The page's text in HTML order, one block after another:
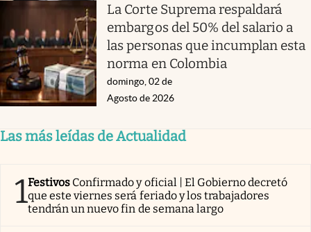
La Corte Suprema respaldará
embargos del 50% del salario a
las personas que incumplan esta
norma en Colombia
domingo, 02 de
Agosto de 2026
Las más leídas de Actualidad
1Festivos Confirmado y oficial | El Gobierno decretó
que este viernes será feriado y los trabajadores
tendrán un nuevo fin de semana largo